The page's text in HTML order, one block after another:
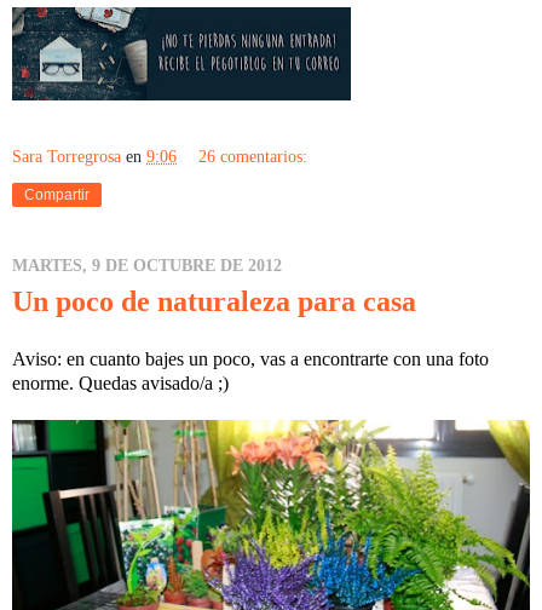
Sara Torregrosa en 9:06 26 comentarios:
Compartir
MARTES, 9 DE OCTUBRE DE 2012
Un poco de naturaleza para casa
Aviso: en cuanto bajes un poco, vas a encontrarte con una foto
enorme. Quedas avisado/a ;)